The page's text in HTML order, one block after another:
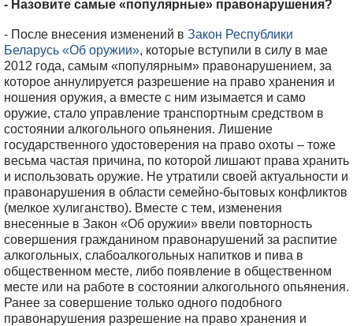
- Назовите самые «популярные» правонарушения?
- После внесения изменений в Закон Республики
Беларусь «Об оружии», которые вступили в силу в мае
2012 года, самым «популярным» правонарушением, за
которое аннулируется разрешение на право хранения и
ношения оружия, а вместе с ним изымается и само
оружие, стало управление транспортным средством в
состоянии алкогольного опьянения. Лишение
государственного удостоверения на право охоты – тоже
весьма частая причина, по которой лишают права хранить
и использовать оружие. Не утратили своей актуальности и
правонарушения в области семейно-бытовых конфликтов
(мелкое хулиганство). Вместе с тем, изменения
внесенные в Закон «Об оружии» ввели повторность
совершения гражданином правонарушений за распитие
алкогольных, слабоалкогольных напитков и пива в
общественном месте, либо появление в общественном
месте или на работе в состоянии алкогольного опьянения.
Ранее за совершение только одного подобного
правонарушения разрешение на право хранения и